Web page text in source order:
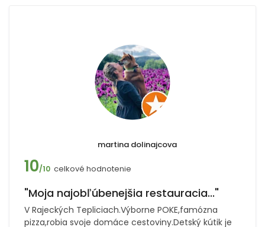
martina dolinajcova
10/10 celkové hodnotenie
"Moja najobľúbenejšia restauracia..."
V Rajeckých Tepliciach.Výborne POKE,famózna
pizza,robia svoje domáce cestoviny.Detský kútik je